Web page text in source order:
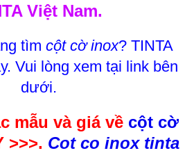
Việt Nam.
tìm cột cờ inox? TINTA
Vui lòng xem tại link bên
dưới.
mẫu và giá về cột cờ
>>>. Cot co inox tinta